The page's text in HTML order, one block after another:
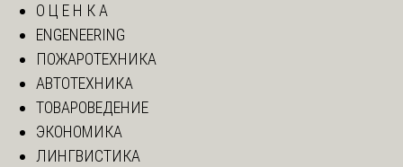
О Ц Е Н К А
ENGENEERING
ПОЖАРОТЕХНИКА
АВТОТЕХНИКА
ТОВАРОВЕДЕНИЕ
ЭКОНОМИКА
ЛИНГВИСТИКА